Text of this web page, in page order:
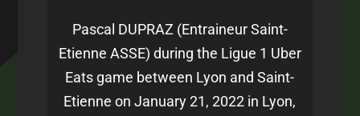
Pascal DUPRAZ (Entraineur Saint-
Etienne ASSE) during the Ligue 1 Uber
Eats game between Lyon and Saint-
Etienne on January 21, 2022 in Lyon,